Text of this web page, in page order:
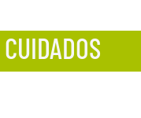
CUIDADOS